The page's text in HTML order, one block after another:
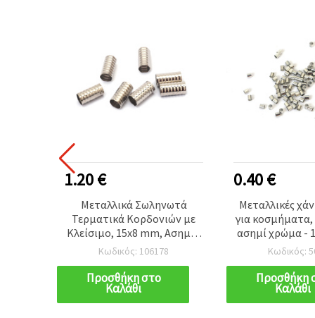
1.20 €
Μεταλλικά Σωληνωτά
Τερματικά Κορδονιών με
Κλείσιμο, 15x8 mm, Ασημί -
20 τεμ.
Κωδικός: 106178
Προσθήκη στο
Καλάθι
0.40 €
Μεταλλικές
για κοσμήματα,
ασημί χρώμα -
Κωδικός:
Προσθήκη
Καλάθι